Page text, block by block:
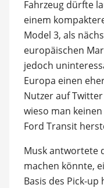
Fahrzeug dürfte
einem
Model 3, als
europäischen
jedoch
Europa einen
Nutzer auf
wieso man
Ford Transit
Musk antwortete
machen könnte,
Basis des Pick-